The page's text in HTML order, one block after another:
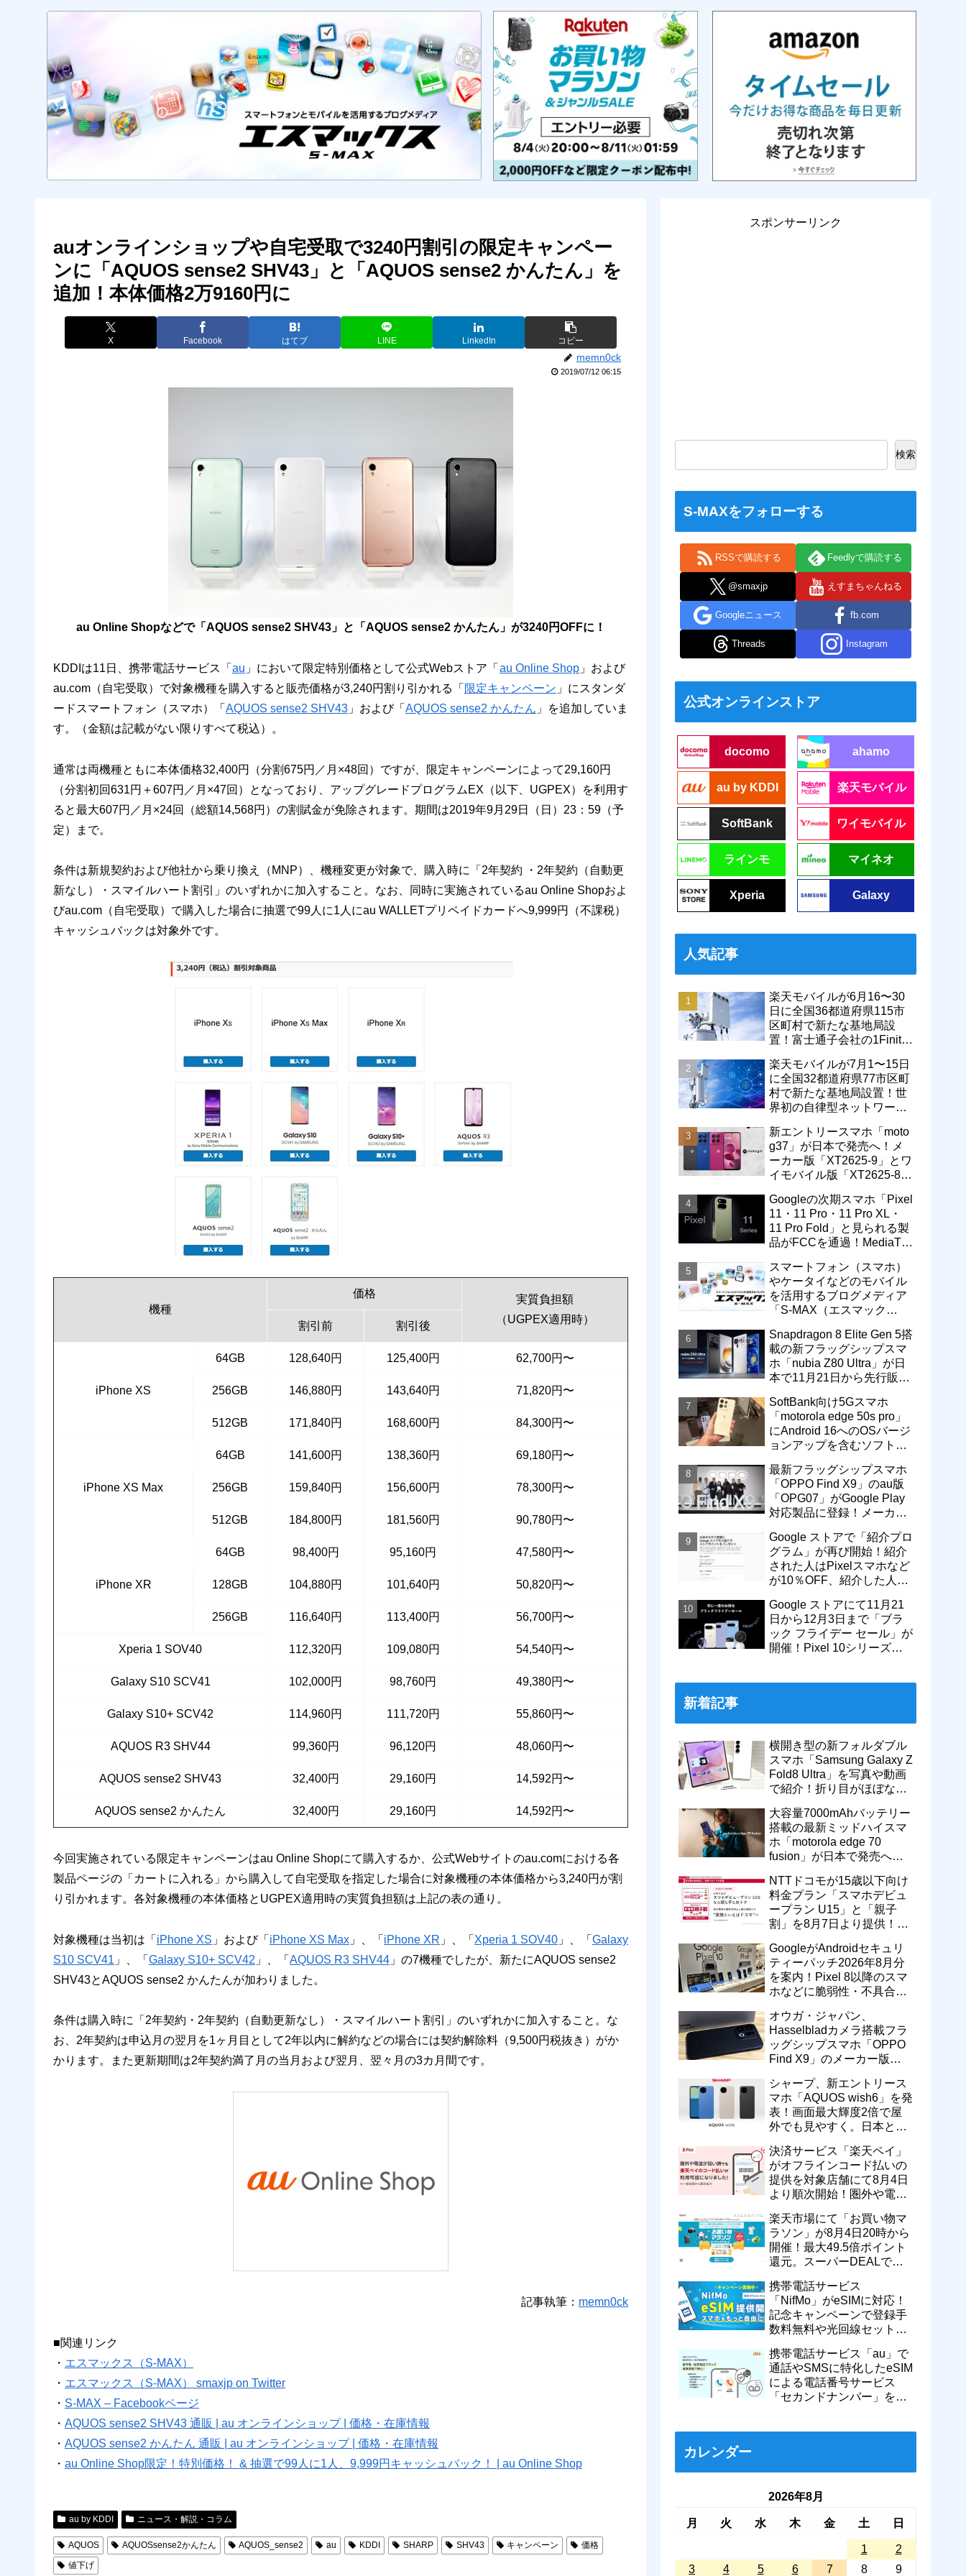
auオンラインショップや自宅受取で3240円割引の限定キャンペー
ンに「AQUOS sense2 SHV43」と「AQUOS sense2 かんたん」を
追加！本体価格2万9160円に
X Facebook はてブ LINE LinkedIn コピー
memn0ck
2019/07/12 06:15
au Online Shopなどで「AQUOS sense2 SHV43」と「AQUOS sense2 かんたん」が3240円OFFに！
KDDIは11日、携帯電話サービス「 au 」において限定特別価格として公式Webストア「 au Online Shop 」および
au.com（自宅受取）で対象機種を購入すると販売価格が3,240円割り引かれる「 限定キャンペーン 」にスタンダ
ードスマートフォン（スマホ）「 AQUOS sense2 SHV43 」および「 AQUOS sense2 かんたん 」を追加していま
す。（金額は記載がない限りすべて税込）。
通常は両機種ともに本体価格32,400円（分割675円／月×48回）ですが、限定キャンペーンによって29,160円
（分割初回631円＋607円／月×47回）となっており、アップグレードプログラムEX（以下、UGPEX）を利用す
ると最大607円／月×24回（総額14,568円）の割賦金が免除されます。期間は2019年9月29日（日）23：59（予
定）まで。
条件は新規契約および他社から乗り換え（MNP）、機種変更が対象で、購入時に「2年契約 ・2年契約（自動更
新なし）・スマイルハート割引」のいずれかに加入すること。なお、同時に実施されているau Online Shopおよ
びau.com（自宅受取）で購入した場合に抽選で99人に1人にau WALLETプリペイドカードへ9,999円（不課税）
キャッシュバックは対象外です。
機種
価格
実質負担額
（UGPEX適用時）
割引前 割引後
iPhone XS
64GB 128,640円 125,400円 62,700円〜
256GB 146,880円 143,640円 71,820円〜
512GB 171,840円 168,600円 84,300円〜
iPhone XS Max
64GB 141,600円 138,360円 69,180円〜
256GB 159,840円 156,600円 78,300円〜
512GB 184,800円 181,560円 90,780円〜
iPhone XR
64GB 98,400円 95,160円 47,580円〜
128GB 104,880円 101,640円 50,820円〜
256GB 116,640円 113,400円 56,700円〜
Xperia 1 SOV40 112,320円 109,080円 54,540円〜
Galaxy S10 SCV41 102,000円 98,760円 49,380円〜
Galaxy S10+ SCV42 114,960円 111,720円 55,860円〜
AQUOS R3 SHV44 99,360円 96,120円 48,060円〜
AQUOS sense2 SHV43 32,400円 29,160円 14,592円〜
AQUOS sense2 かんたん 32,400円 29,160円 14,592円〜
今回実施されている限定キャンペーンはau Online Shopにて購入するか、公式Webサイトのau.comにおける各
製品ページの「カートに入れる」から購入して自宅受取を指定した場合に対象機種の本体価格から3,240円が割
り引かれます。各対象機種の本体価格とUGPEX適用時の実質負担額は上記の表の通り。
対象機種は当初は「 iPhone XS 」および「 iPhone XS Max 」、「 iPhone XR 」、「 Xperia 1 SOV40 」、「 Galaxy
S10 SCV41 」、「 Galaxy S10+ SCV42 」、「 AQUOS R3 SHV44 」の7機種でしたが、新たにAQUOS sense2
SHV43とAQUOS sense2 かんたんが加わりました。
条件は購入時に「2年契約・2年契約（自動更新なし）・スマイルハート割引」のいずれかに加入すること。な
お、2年契約は申込月の翌月を1ヶ月目として2年以内に解約などの場合には契約解除料（9,500円税抜き）がか
かります。また更新期間は2年契約満了月の当月および翌月、翌々月の3カ月間です。
記事執筆： memn0ck
■関連リンク
・ エスマックス（S-MAX）
・ エスマックス（S-MAX） smaxjp on Twitter
・ S-MAX – Facebookページ
・ AQUOS sense2 SHV43 通販 | au オンラインショップ | 価格・在庫情報
・ AQUOS sense2 かんたん 通販 | au オンラインショップ | 価格・在庫情報
・ au Online Shop限定！特別価格！ & 抽選で99人に1人、9,999円キャッシュバック！ | au Online Shop
au by KDDI ニュース・解説・コラム
AQUOS AQUOSsense2かんたん AQUOS_sense2 au KDDI SHARP SHV43 キャンペーン
価格
値下げ
スポンサーリンク
検索
S-MAXをフォローする
RSSで購読する Feedlyで購読する
@smaxjp えすまちゃんねる
Googleニュース fb.com
Threads Instagram
公式オンラインストア
docomo ahamo
au by KDDI 楽天モバイル
SoftBank ワイモバイル
ラインモ マイネオ
Xperia Galaxy
人気記事
楽天モバイルが6月16〜30
日に全国36都道府県115市
区町村で新たな基地局設
置！富士通子会社の1Finity
エリアが拡大
楽天モバイルが7月1〜15日
に全国32都道府県77市区町
村で新たな基地局設置！世
界初の自律型ネットワーク
通信品質も改善
新エントリースマホ「moto
g37」が日本で発売へ！メ
ーカー版「XT2625-9」とワ
イモバイル版「XT2625-8」
Googleの次期スマホ「Pixel
11・11 Pro・11 Pro XL・
11 Pro Fold」と見られる製
品がFCCを通過！MediaTek
スマートフォン（スマホ）
やケータイなどのモバイル
を活用するブログメディア
「S-MAX（エスマック
Snapdragon 8 Elite Gen 5搭
載の新フラッグシップスマ
ホ「nubia Z80 Ultra」が日
本で11月21日から先行販
SoftBank向け5Gスマホ
「motorola edge 50s pro」
にAndroid 16へのOSバージ
ョンアップを含むソフトウ
最新フラッグシップスマホ
「OPPO Find X9」のau版
「OPG07」がGoogle Play
対応製品に登録！メーカー
売へ
Google ストアで「紹介プロ
グラム」が再び開始！紹介
された人はPixelスマホなど
が10％OFF、紹介した人は
ト付与
Google ストアにて11月21
日から12月3日まで「ブラ
ック フライデー セール」が
開催！Pixel 10シリーズや
新着記事
横開き型の新フォルダブル
スマホ「Samsung Galaxy Z
Fold8 Ultra」を写真や動画
で紹介！折り目がほぼない
ト】
大容量7000mAhバッテリー
搭載の最新ミッドハイスマ
ホ「motorola edge 70
fusion」が日本で発売へ！
過
NTTドコモが15歳以下向け
料金プラン「スマホデビュ
ープラン U15」と「親子
割」を8月7日より提供！親
550円割引に
GoogleがAndroidセキュリ
ティーパッチ2026年8月分
を案内！Pixel 8以降のスマ
ホなどに脆弱性・不具合の
新が提供開始
オウガ・ジャパン、
Hasselbladカメラ搭載フラ
ッグシップスマホ「OPPO
Find X9」のメーカー版
げ！15万9800円に
シャープ、新エントリース
マホ「AQUOS wish6」を発
表！画面最大輝度2倍で屋
外でも見やすく。日本と台
売
決済サービス「楽天ペイ」
がオフラインコード払いの
提供を対象店舗にて8月4日
より順次開始！圏外や電波
に
楽天市場にて「お買い物マ
ラソン」が8月4日20時から
開催！最大49.5倍ポイント
還元。スーパーDEALで
など
携帯電話サービス
「NifMo」がeSIMに対応！
記念キャンペーンで登録手
数料無料や光回線セットで
770円割引に
携帯電話サービス「au」で
通話やSMSに特化したeSIM
による電話番号サービス
「セカンドナンバー」を提
カレンダー
2026年8月
月 火 水 木 金 土 日
1
2
3
4 5 6 7 8 9